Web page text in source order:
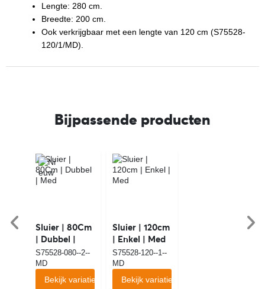
Lengte: 280 cm.
Breedte: 200 cm.
Ook verkrijgbaar met een lengte van 120 cm (S75528-
120/1/MD).
Bijpassende producten
Sluier | 80Cm
| Dubbel |
Med
S75528-080--2--
MD
Bekijk variaties
Sluier | 120cm
| Enkel | Med
S75528-120--1--
MD
Bekijk variaties